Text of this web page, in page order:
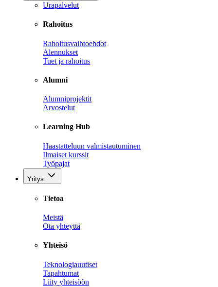
Urapalvelut
Rahoitus
Rahoitusvaihtoehdot
Alennukset
Tuet ja rahoitus
Alumni
Alumniprojektit
Arvostelut
Learning Hub
Haastatteluun valmistautuminen
Ilmaiset kurssit
Työpajat
Yritys
Tietoa
Meistä
Ota yhteyttä
Yhteisö
Teknologiauutiset
Tapahtumat
Liity yhteisöön